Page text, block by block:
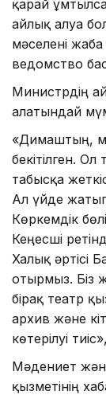
қарай
айлық алуға
мәселені
ведомство
Министрдің
алатындай
«Димаштың,
бекітілген.
табысқа
Ал үйде
Көркемдік
Кеңесші
Халық әртісі
отырмыз. Біз
бірақ театр
архив және
көтерілуі
Мәдениет
қызметінің